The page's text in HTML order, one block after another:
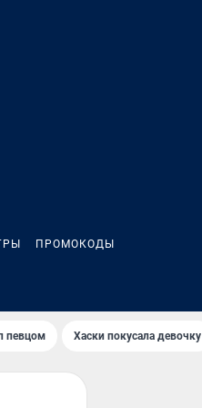
ПРОМОКОДЫ
певцом Хаски покусала девочку